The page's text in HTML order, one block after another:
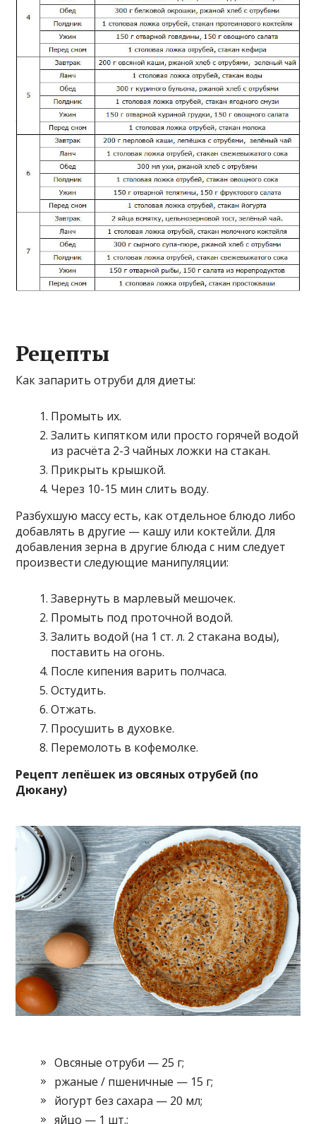
Рецепты
Как запарить отруби для диеты:
Промыть их.
Залить кипятком или просто горячей водой
из расчёта 2-3 чайных ложки на стакан.
Прикрыть крышкой.
Через 10-15 мин слить воду.
Разбухшую массу есть, как отдельное блюдо либо
добавлять в другие — кашу или коктейли. Для
добавления зерна в другие блюда с ним следует
произвести следующие манипуляции:
Завернуть в марлевый мешочек.
Промыть под проточной водой.
Залить водой (на 1 ст. л. 2 стакана воды),
поставить на огонь.
После кипения варить полчаса.
Остудить.
Отжать.
Просушить в духовке.
Перемолоть в кофемолке.
Рецепт лепёшек из овсяных отрубей (по
Дюкану)
Овсяные отруби — 25 г;
ржаные / пшеничные — 15 г;
йогурт без сахара — 20 мл;
яйцо — 1 шт.;